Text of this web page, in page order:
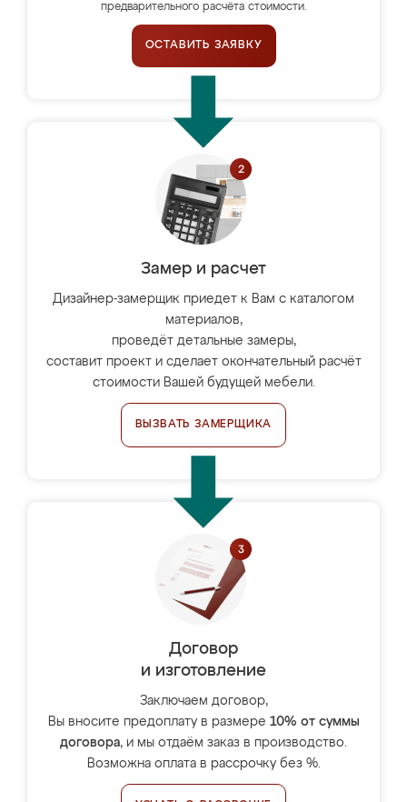
предварительного расчёта стоимости.
ОСТАВИТЬ ЗАЯВКУ
Замер и расчет
Дизайнер-замерщик приедет к Вам с каталогом
материалов,
проведёт детальные замеры,
составит проект и сделает окончательный расчёт
стоимости Вашей будущей мебели.
ВЫЗВАТЬ ЗАМЕРЩИКА
Договор
и изготовление
Заключаем договор,
Вы вносите предоплату в размере 10% от суммы
договора, и мы отдаём заказ в производство.
Возможна оплата в рассрочку без %.